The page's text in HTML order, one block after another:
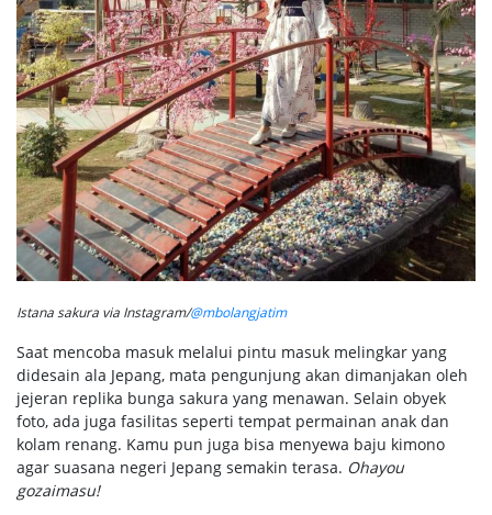
Istana sakura via Instagram/@mbolangjatim
Saat mencoba masuk melalui pintu masuk melingkar yang
didesain ala Jepang, mata pengunjung akan dimanjakan oleh
jejeran replika bunga sakura yang menawan. Selain obyek
foto, ada juga fasilitas seperti tempat permainan anak dan
kolam renang. Kamu pun juga bisa menyewa baju kimono
agar suasana negeri Jepang semakin terasa. Ohayou
gozaimasu!